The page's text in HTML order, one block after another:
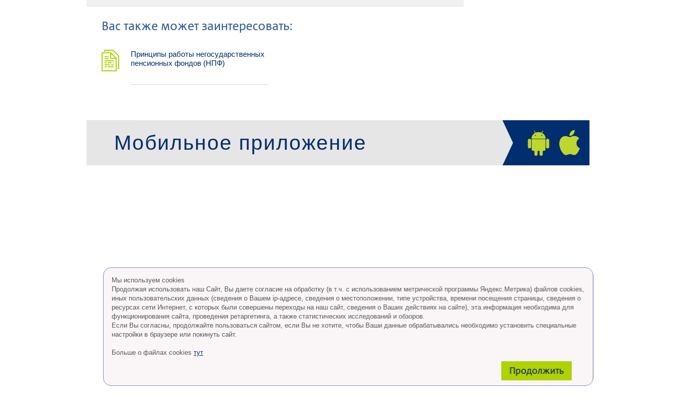
Ваc также может заинтересовать:
Принципы работы негосударственных
пенсионных фондов (НПФ)
Мобильное приложение
Мы используем cookies
Продолжая использовать наш Сайт, Вы даете согласие на обработку (в т.ч. с использованием метрической программы Яндекс.Метрика) файлов cookies,
иных пользовательских данных (сведения о Вашем ip-адресе, сведения о местоположении, типе устройства, времени посещения страницы, сведения о
ресурсах сети Интернет, с которых были совершены переходы на наш сайт, сведения о Ваших действиях на сайте), эта информация необходима для
функционирования сайта, проведения ретаргетинга, а также статистических исследований и обзоров.
Eсли Вы согласны, продолжайте пользоваться сайтом, если Вы не хотите, чтобы Ваши данные обрабатывались необходимо установить специальные
настройки в браузере или покинуть сайт.
Больше о файлах cookies тут
Продолжить